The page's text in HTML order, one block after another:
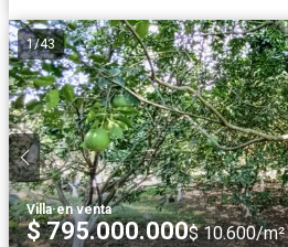
1/43
Villa·en venta
$ 795.000.000$ 10.600/m²